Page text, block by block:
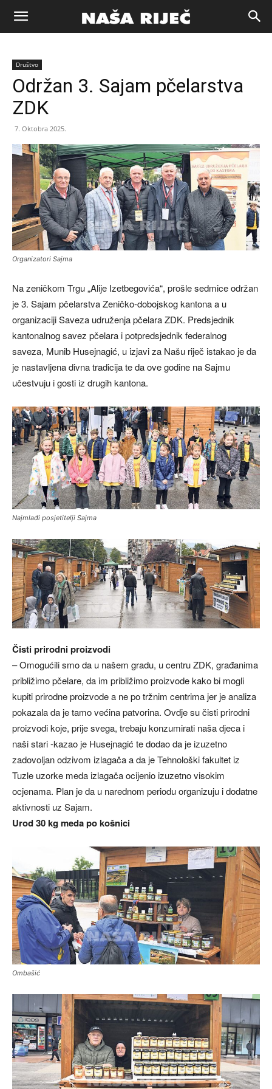
Naša
riječ
Društvo
Održan 3. Sajam pčelarstva
ZDK
7. Oktobra 2025.
Organizatori Sajma
Na zeničkom Trgu „Alije Izetbegovića“, prošle sedmice održan
je 3. Sajam pčelarstva Zeničko-dobojskog kantona a u
organizaciji Saveza udruženja pčelara ZDK. Predsjednik
kantonalnog savez pčelara i potpredsjednik federalnog
saveza, Munib Husejnagić, u izjavi za Našu riječ istakao je da
je nastavljena divna tradicija te da ove godine na Sajmu
učestvuju i gosti iz drugih kantona.
Najmlađi posjetitelji Sajma
Čisti prirodni proizvodi
– Omogućili smo da u našem gradu, u centru ZDK, građanima
približimo pčelare, da im približimo proizvode kako bi mogli
kupiti prirodne proizvode a ne po tržnim centrima jer je analiza
pokazala da je tamo većina patvorina. Ovdje su čisti prirodni
proizvodi koje, prije svega, trebaju konzumirati naša djeca i
naši stari -kazao je Husejnagić te dodao da je izuzetno
zadovoljan odzivom izlagača a da je Tehnološki fakultet iz
Tuzle uzorke meda izlagača ocijenio izuzetno visokim
ocjenama. Plan je da u narednom periodu organizuju i dodatne
aktivnosti uz Sajam.
Urod 30 kg meda po košnici
Ombašić